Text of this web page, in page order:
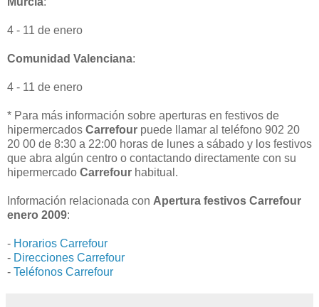
4 - 11 de enero
Comunidad Valenciana:
4 - 11 de enero
* Para más información sobre aperturas en festivos de
hipermercados Carrefour puede llamar al teléfono 902 20
20 00 de 8:30 a 22:00 horas de lunes a sábado y los festivos
que abra algún centro o contactando directamente con su
hipermercado Carrefour habitual.
Información relacionada con Apertura festivos Carrefour
enero 2009:
- Horarios Carrefour
- Direcciones Carrefour
- Teléfonos Carrefour